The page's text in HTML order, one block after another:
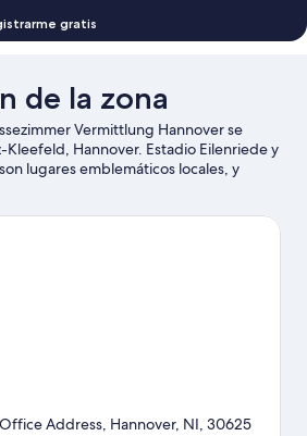
gratis
de la zona
Vermittlung Hannover se
Hannover. Estadio Eilenriede y
lugares emblemáticos locales, y
interés del área incluyen Recinto Ferial
estás en la ciudad? Consulta el
Address, Hannover, NI, 30625